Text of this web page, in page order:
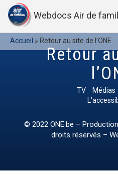
Webdocs Air de
Accueil » Retour au site de l’ONE
Retour
TV Médias
© 2022 ONE.be –
droits réservés –